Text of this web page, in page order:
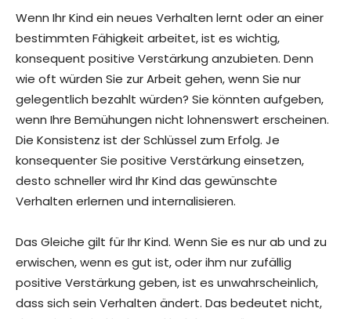
Wenn Ihr Kind ein neues Verhalten lernt oder an einer
bestimmten Fähigkeit arbeitet, ist es wichtig,
konsequent positive Verstärkung anzubieten. Denn
wie oft würden Sie zur Arbeit gehen, wenn Sie nur
gelegentlich bezahlt würden? Sie könnten aufgeben,
wenn Ihre Bemühungen nicht lohnenswert erscheinen.
Die Konsistenz ist der Schlüssel zum Erfolg. Je
konsequenter Sie positive Verstärkung einsetzen,
desto schneller wird Ihr Kind das gewünschte
Verhalten erlernen und internalisieren.
Das Gleiche gilt für Ihr Kind. Wenn Sie es nur ab und zu
erwischen, wenn es gut ist, oder ihm nur zufällig
positive Verstärkung geben, ist es unwahrscheinlich,
dass sich sein Verhalten ändert. Das bedeutet nicht,